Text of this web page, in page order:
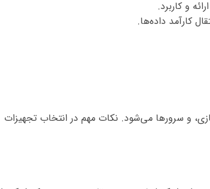
و سرورها می‌شود. نکات مهم در انتخاب تجهیزات